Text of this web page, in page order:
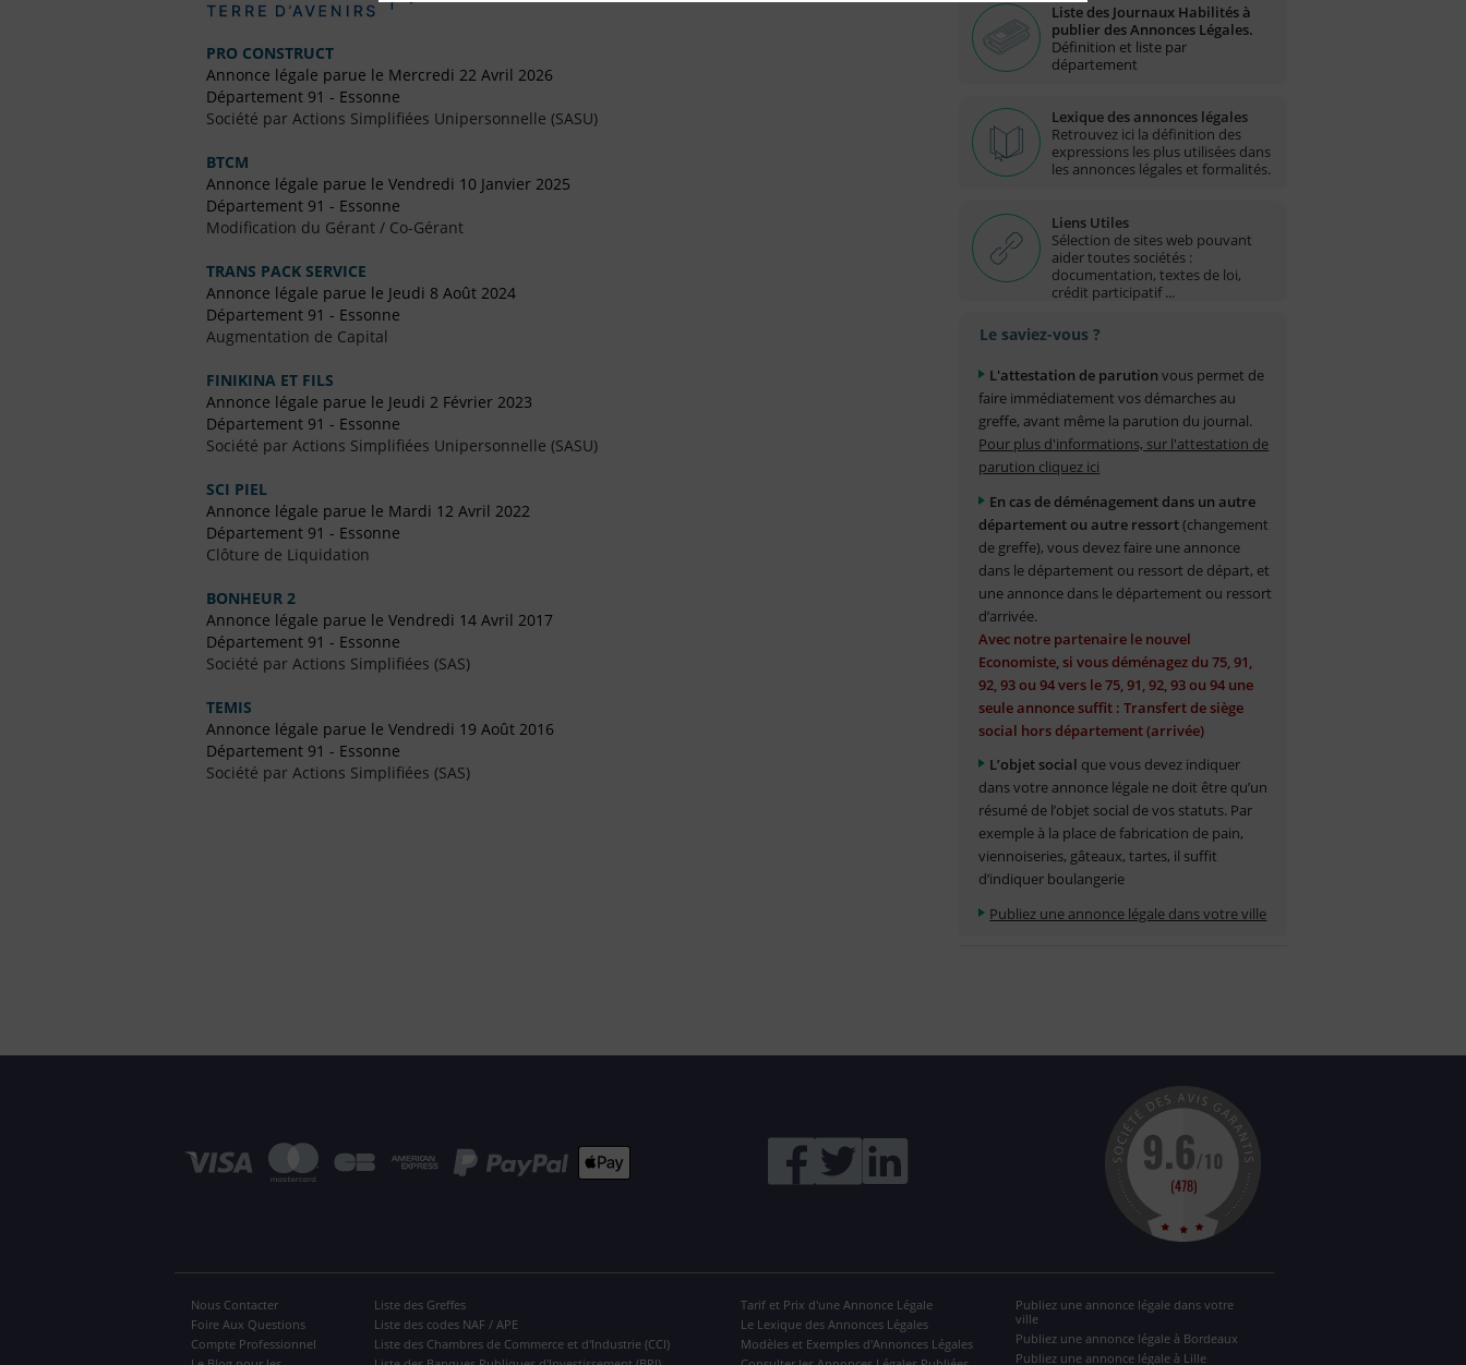
PRO CONSTRUCT
Annonce légale parue le Mercredi 22 Avril 2026
Département 91 - Essonne
Société par Actions Simplifiées Unipersonnelle (SASU)
BTCM
Annonce légale parue le Vendredi 10 Janvier 2025
Département 91 - Essonne
Modification du Gérant / Co-Gérant
TRANS PACK SERVICE
Annonce légale parue le Jeudi 8 Août 2024
Département 91 - Essonne
Augmentation de Capital
FINIKINA ET FILS
Annonce légale parue le Jeudi 2 Février 2023
Département 91 - Essonne
Société par Actions Simplifiées Unipersonnelle (SASU)
SCI PIEL
Annonce légale parue le Mardi 12 Avril 2022
Département 91 - Essonne
Clôture de Liquidation
BONHEUR 2
Annonce légale parue le Vendredi 14 Avril 2017
Département 91 - Essonne
Société par Actions Simplifiées (SAS)
TEMIS
Annonce légale parue le Vendredi 19 Août 2016
Département 91 - Essonne
Société par Actions Simplifiées (SAS)
Liste des Journaux Habilités à
publier des Annonces Légales.
Définition et liste par
département
Lexique des annonces légales
Retrouvez ici la définition des
expressions les plus utilisées dans
les annonces légales et formalités.
Liens Utiles
Sélection de sites web pouvant
aider toutes sociétés :
documentation, textes de loi,
crédit participatif ...
Le saviez-vous ?
L'attestation de parution vous permet de
faire immédiatement vos démarches au
greffe, avant même la parution du journal.
Pour plus d'informations, sur l'attestation de
parution cliquez ici
En cas de déménagement dans un autre
département ou autre ressort(changement
de greffe), vous devez faire une annonce
dans le département ou ressort de départ, et
une annonce dans le département ou ressort
d’arrivée.
Avec notre partenaire le nouvel
Economiste, si vous déménagez du 75, 91,
92, 93 ou 94 vers le 75, 91, 92, 93 ou 94 une
seule annonce suffit : Transfert de siège
social hors département (arrivée)
L’objet social que vous devez indiquer
dans votre annonce légale ne doit être qu’un
résumé de l’objet social de vos statuts. Par
exemple à la place de fabrication de pain,
viennoiseries, gâteaux, tartes, il suffit
d’indiquer boulangerie
Publiez une annonce légale dans votre ville
Nous Contacter
Foire Aux Questions
Compte Professionnel
Liste des Greffes
Liste des codes NAF / APE
Liste des Chambres de Commerce et d'Industrie (CCI)
Tarif et Prix d'une Annonce Légale
Le Lexique des Annonces Légales
Modèles et Exemples d'Annonces Légales
Publiez une annonce légale dans votre
ville
Publiez une annonce légale à Bordeaux
Publiez une annonce légale à Lille